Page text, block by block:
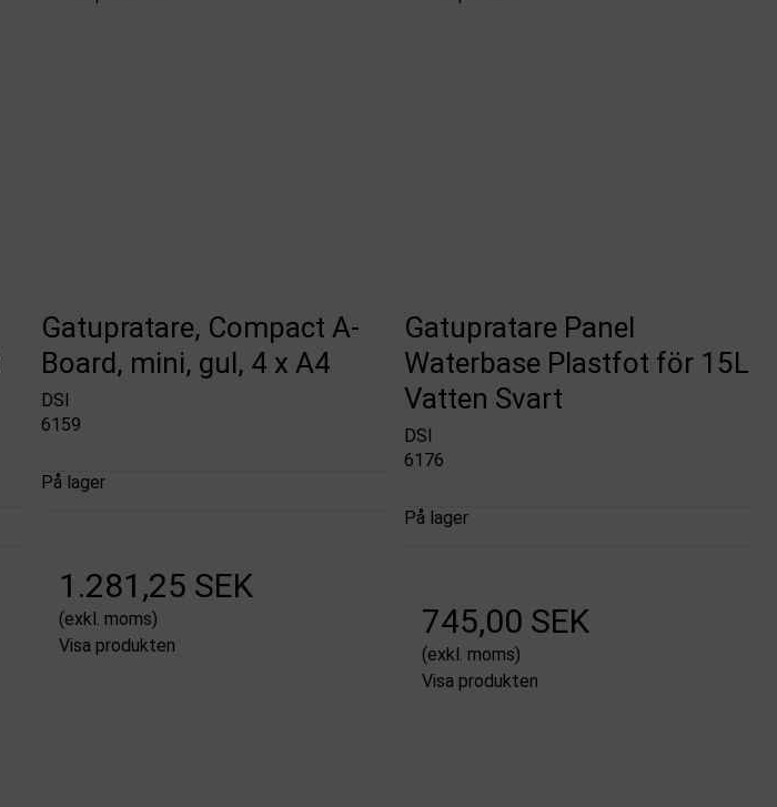
Gatupratare, Compact A-
Board, mini, gul, 4 x A4
DSI
6159
På lager
1.281,25 SEK
(exkl. moms)
Visa produkten
Gatupratare Panel
Waterbase Plastfot för 15L
Vatten Svart
DSI
6176
På lager
745,00 SEK
(exkl. moms)
Visa produkten